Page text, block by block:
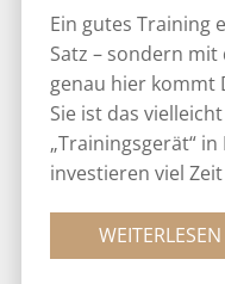
Ein gutes Training
Satz – sondern
genau hier kommt
Sie ist das
„Trainingsgerät“
investieren viel Zeit
WEITERLESEN